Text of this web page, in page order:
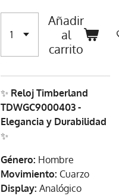
Añadir
al
carrito
✨ Reloj Timberland
TDWGC9000403 -
Elegancia y Durabilidad
✨
Género: Hombre
Movimiento: Cuarzo
Display: Analógico